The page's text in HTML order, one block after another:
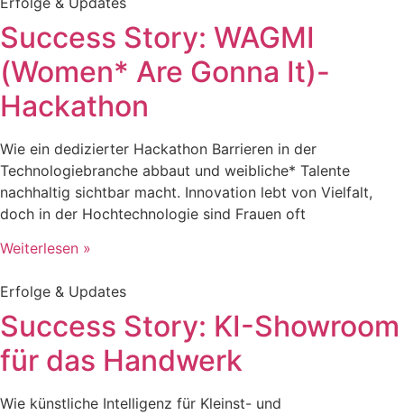
Success Story: WAGMI
(Women* Are Gonna It)-
Hackathon
Wie ein dedizierter Hackathon Barrieren in der
Technologiebranche abbaut und weibliche* Talente
nachhaltig sichtbar macht. Innovation lebt von Vielfalt,
doch in der Hochtechnologie sind Frauen oft
Weiterlesen »
Erfolge & Updates
Success Story: KI-Showroom
für das Handwerk
Wie künstliche Intelligenz für Kleinst- und